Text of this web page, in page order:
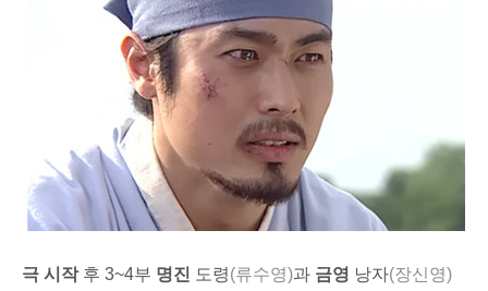
극 시작후 3~4부 명진 도령(류수영)과 금영 낭자(장신영)